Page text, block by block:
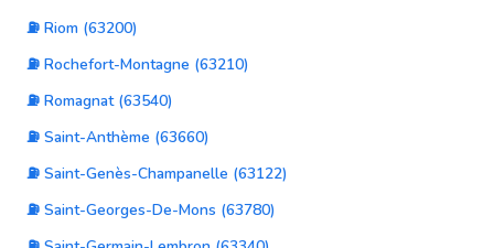
⛽ Riom (63200)
⛽ Rochefort-Montagne (63210)
⛽ Romagnat (63540)
⛽ Saint-Anthème (63660)
⛽ Saint-Genès-Champanelle (63122)
⛽ Saint-Georges-De-Mons (63780)